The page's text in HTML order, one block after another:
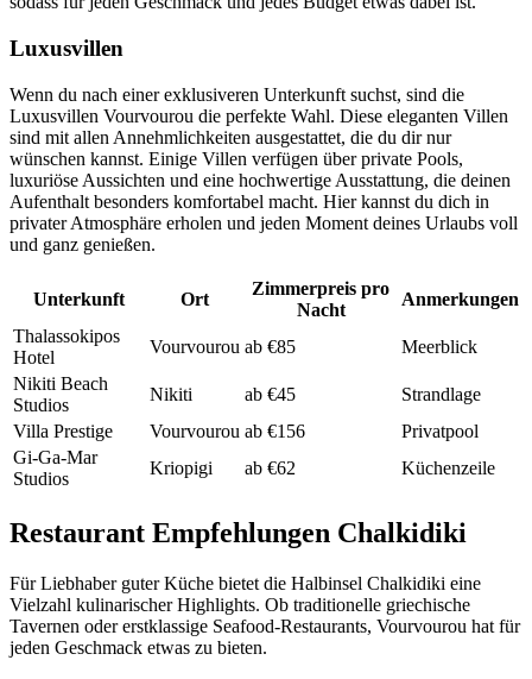
Luxusvillen
Wenn du nach einer exklusiveren Unterkunft suchst, sind die
Luxusvillen Vourvourou die perfekte Wahl. Diese eleganten Villen
sind mit allen Annehmlichkeiten ausgestattet, die du dir nur
wünschen kannst. Einige Villen verfügen über private Pools,
luxuriöse Aussichten und eine hochwertige Ausstattung, die deinen
Aufenthalt besonders komfortabel macht. Hier kannst du dich in
privater Atmosphäre erholen und jeden Moment deines Urlaubs voll
und ganz genießen.
Unterkunft Ort
Zimmerpreis pro
Nacht
Anmerkungen
Thalassokipos
Hotel
Vourvourou ab €85
Meerblick
Nikiti Beach
Studios
Nikiti ab €45
Strandlage
Villa Prestige
Vourvourou ab €156
Privatpool
Gi-Ga-Mar
Studios
Kriopigi ab €62 Küchenzeile
Restaurant Empfehlungen Chalkidiki
Für Liebhaber guter Küche bietet die Halbinsel Chalkidiki eine
Vielzahl kulinarischer Highlights. Ob traditionelle griechische
Tavernen oder erstklassige Seafood-Restaurants, Vourvourou hat für
jeden Geschmack etwas zu bieten.